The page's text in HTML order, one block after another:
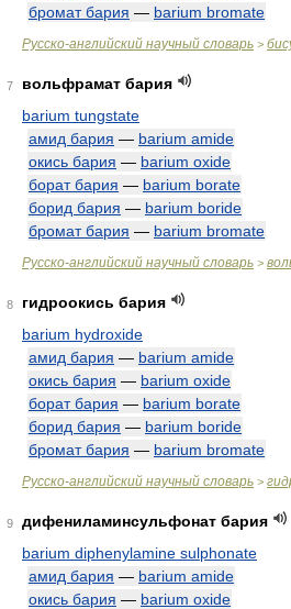
бромат бария — barium bromate
Русско-английский научный словарь >
7
вольфрамат бария
barium tungstate
амид бария — barium amide
окись бария — barium oxide
борат бария — barium borate
борид бария — barium boride
бромат бария — barium bromate
Русско-английский научный словарь >
8
гидроокись бария
barium hydroxide
амид бария — barium amide
окись бария — barium oxide
борат бария — barium borate
борид бария — barium boride
бромат бария — barium bromate
Русско-английский научный словарь >
9
дифениламинсульфонат бария
barium diphenylamine sulphonate
амид бария — barium amide
окись бария — barium oxide